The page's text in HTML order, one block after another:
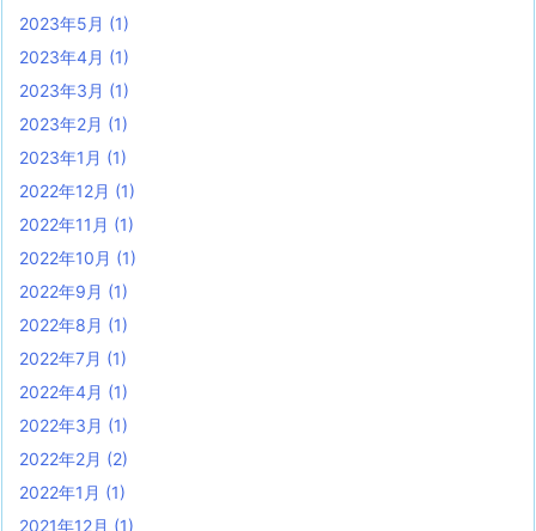
2023年5月 (1)
2023年4月 (1)
2023年3月 (1)
2023年2月 (1)
2023年1月 (1)
2022年12月 (1)
2022年11月 (1)
2022年10月 (1)
2022年9月 (1)
2022年8月 (1)
2022年7月 (1)
2022年4月 (1)
2022年3月 (1)
2022年2月 (2)
2022年1月 (1)
2021年12月 (1)